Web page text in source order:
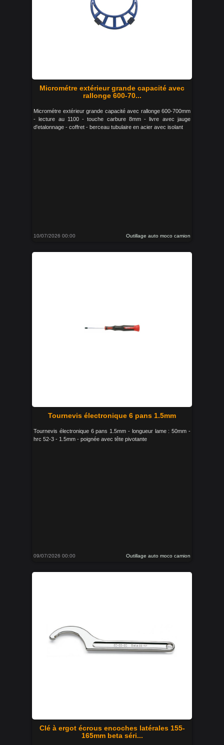
Micrométre extérieur grande capacité avec
rallonge 600-70...
Micrométre extérieur grande capacité avec rallonge 600-700mm
- lecture au 1100 - touche carbure 8mm - livre avec jauge
d'etalonnage - coffret - berceau tubulaire en acier avec isolant
10/07/2026 00:00 Outillage auto moco camion
Tournevis électronique 6 pans 1.5mm
Tournevis électronique 6 pans 1.5mm - longueur lame : 50mm -
hrc 52-3 - 1.5mm - poignée avec tête pivotante
09/07/2026 00:00 Outillage auto moco camion
Clé à ergot écrous encoches latérales 155-
165mm beta séri...